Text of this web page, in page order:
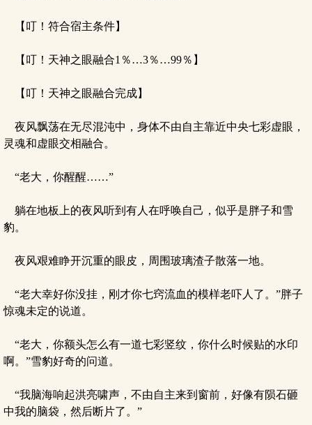
【叮！符合宿主条件】
【叮！天神之眼融合1％…3％…99％】
【叮！天神之眼融合完成】
夜风飘荡在无尽混沌中，身体不由自主靠近中央七彩虚眼，
灵魂和虚眼交相融合。
“老大，你醒醒……”
躺在地板上的夜风听到有人在呼唤自己，似乎是胖子和雪
豹。
夜风艰难睁开沉重的眼皮，周围玻璃渣子散落一地。
“老大幸好你没挂，刚才你七窍流血的模样老吓人了。”胖子
惊魂未定的说道。
“老大，你额头怎么有一道七彩竖纹，你什么时候贴的水印
啊。”雪豹好奇的问道。
“我脑海响起洪亮啸声，不由自主来到窗前，好像有陨石砸
中我的脑袋，然后断片了。”